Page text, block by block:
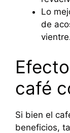
Lo
de
café
Si bien el
beneficios,